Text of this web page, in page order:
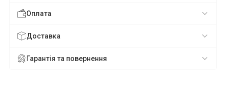
Оплата
Доставка
Гарантія та повернення